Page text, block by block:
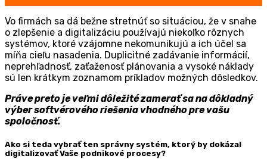
Vo firmách sa dá bežne stretnúť so situáciou, že v snahe
o zlepšenie a digitalizáciu používajú niekoľko rôznych
systémov, ktoré vzájomne nekomunikujú a ich účel sa
míňa cieľu nasadenia. Duplicitné zadávanie informácií,
neprehľadnosť, zaťaženosť plánovania a vysoké náklady
sú len krátkym zoznamom príkladov možných dôsledkov.
Práve preto je veľmi dôležité zamerať sa na dôkladný
výber softvérového riešenia vhodného pre vašu
spoločnosť.
Ako si teda vybrať ten správny systém, ktorý by dokázal
digitalizovať Vaše podnikové procesy?